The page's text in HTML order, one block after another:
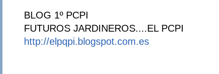
BLOG 1º PCPI
FUTUROS JARDINEROS....EL PCPI
http://elpqpi.blogspot.com.es